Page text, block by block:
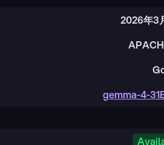
2026年3
gemma-4-